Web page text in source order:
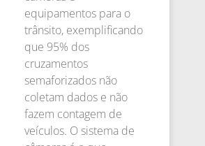
equipamentos para o
trânsito, exemplificando
que 95% dos
cruzamentos
semaforizados não
coletam dados e não
fazem contagem de
veículos. O sistema de